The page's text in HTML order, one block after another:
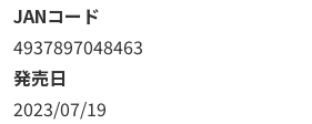
JANコード
4937897048463
発売日
2023/07/19